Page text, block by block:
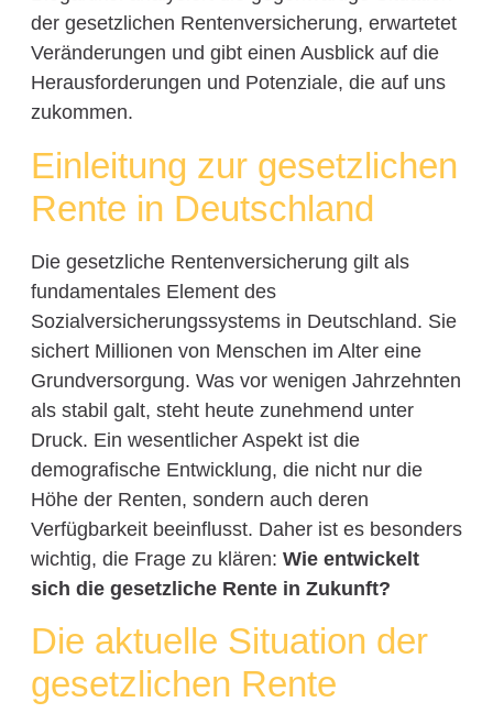
der gesetzlichen Rentenversicherung, erwartetet
Veränderungen und gibt einen Ausblick auf die
Herausforderungen und Potenziale, die auf uns
zukommen.
Einleitung zur gesetzlichen
Rente in Deutschland
Die gesetzliche Rentenversicherung gilt als
fundamentales Element des
Sozialversicherungssystems in Deutschland. Sie
sichert Millionen von Menschen im Alter eine
Grundversorgung. Was vor wenigen Jahrzehnten
als stabil galt, steht heute zunehmend unter
Druck. Ein wesentlicher Aspekt ist die
demografische Entwicklung, die nicht nur die
Höhe der Renten, sondern auch deren
Verfügbarkeit beeinflusst. Daher ist es besonders
wichtig, die Frage zu klären: Wie entwickelt
sich die gesetzliche Rente in Zukunft?
Die aktuelle Situation der
gesetzlichen Rente